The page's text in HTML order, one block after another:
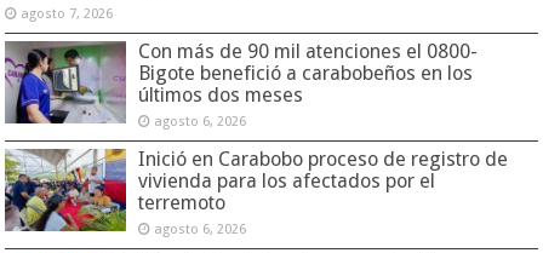
agosto 7, 2026
Con más de 90 mil atenciones el 0800-
Bigote benefició a carabobeños en los
últimos dos meses
agosto 6, 2026
Inició en Carabobo proceso de registro de
vivienda para los afectados por el
terremoto
agosto 6, 2026